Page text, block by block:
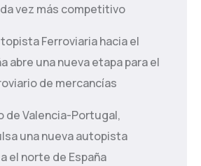
vez más competitivo
Ferroviaria hacia el
abre una nueva etapa para el
de mercancías
de Valencia-Portugal,
una nueva autopista
el norte de España